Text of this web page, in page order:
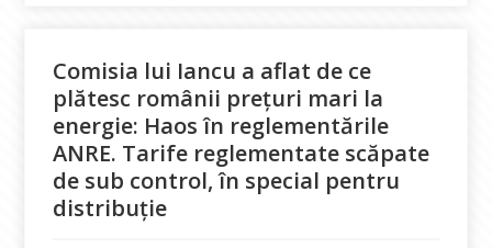
Comisia lui Iancu a aflat de ce
plătesc românii prețuri mari la
energie: Haos în reglementările
ANRE. Tarife reglementate scăpate
de sub control, în special pentru
distribuție